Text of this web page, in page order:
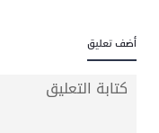
أضف تعليق